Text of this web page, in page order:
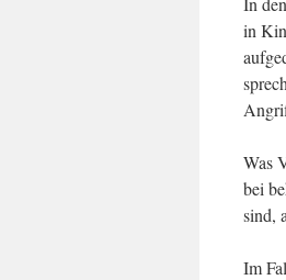
in
Was
bei
sind,
Im